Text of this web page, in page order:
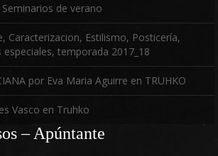
Follow us on Youtube
de verano
Caracterizacion, Estilismo, Posticería,
temporada 2017_18
por Eva Maria Aguirre en TRUHKO
Vasco en Truhko
– Apúntante